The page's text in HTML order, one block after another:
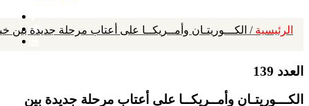
الرئيسية / الكـــوريتـان وأمــريكــا على أعتاب مرحلة جديدة بين
العدد 139
الكـــوريتـان وأمــريكــا على أعتاب مرحلة جديدة بين